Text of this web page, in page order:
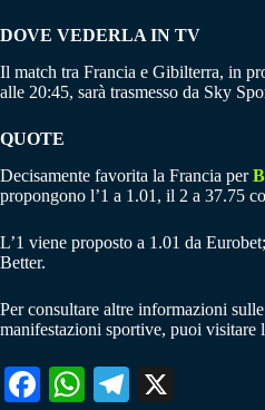
DOVE VEDERLA IN TV
Il match tra Francia e Gibilterra, in
alle 20:45, sarà trasmesso da Sky
QUOTE
Decisamente favorita la Francia per
propongono l’1 a 1.01, il 2 a 37.75
L’1 viene proposto a 1.01 da
Better.
Per consultare altre informazioni sulle
manifestazioni sportive, puoi visitare
Fa W
Te